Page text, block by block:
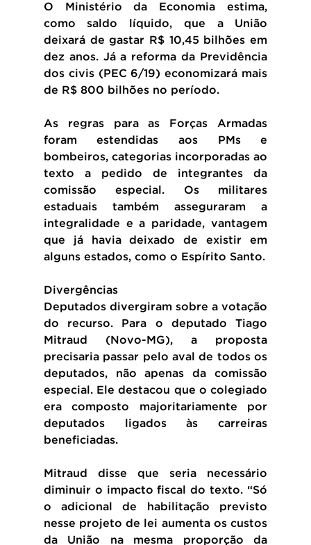
O Ministério da Economia estima,
como saldo líquido, que a União
deixará de gastar R$ 10,45 bilhões em
dez anos. Já a reforma da Previdência
dos civis (PEC 6/19) economizará mais
de R$ 800 bilhões no período.
As regras para as Forças Armadas
foram estendidas aos PMs e
bombeiros, categorias incorporadas ao
texto a pedido de integrantes da
comissão especial. Os militares
estaduais também asseguraram a
integralidade e a paridade, vantagem
que já havia deixado de existir em
alguns estados, como o Espírito Santo.
Divergências
Deputados divergiram sobre a votação
do recurso. Para o deputado Tiago
Mitraud (Novo-MG), a proposta
precisaria passar pelo aval de todos os
deputados, não apenas da comissão
especial. Ele destacou que o colegiado
era composto majoritariamente por
deputados ligados às carreiras
beneficiadas.
Mitraud disse que seria necessário
diminuir o impacto fiscal do texto. “Só
o adicional de habilitação previsto
nesse projeto de lei aumenta os custos
da União na mesma proporção da